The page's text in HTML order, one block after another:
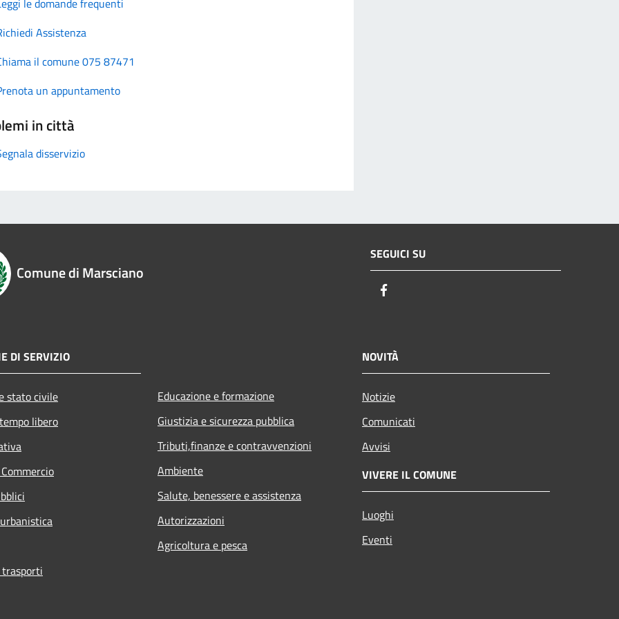
Assistenza
il comune 075 87471
un appuntamento
in città
disservizio
Comune di Marsciano
SEGUICI SU
DI SERVIZIO
stato civile
libero
Educazione e formazione
Giustizia e sicurezza pubblica
Tributi,finanze e contravvenzioni
Ambiente
Salute, benessere e assistenza
Autorizzazioni
Agricoltura e pesca
NOVITÀ
Notizie
Comunicati
Avvisi
VIVERE IL COMUNE
Luoghi
Eventi